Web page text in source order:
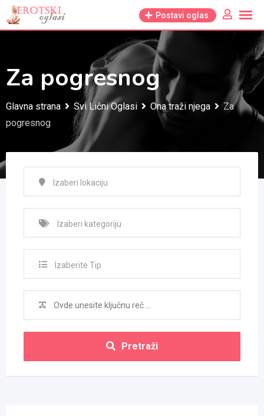
Skip
to
Postavi oglas
Za pogresnog
Glavna strana Svi Lični Oglasi Ona traži njega
Za
pogresnog
Izaberite Tip
Pretraži